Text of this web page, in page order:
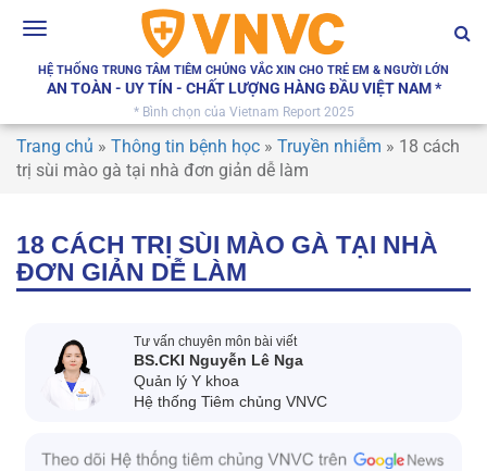
Toggle
HỆ THỐNG TRUNG TÂM TIÊM CHỦNG VẮC XIN CHO TRẺ EM & NGƯỜI LỚN
AN TOÀN - UY TÍN - CHẤT LƯỢNG HÀNG ĐẦU VIỆT NAM *
* Bình chọn của Vietnam Report 2025
Trang chủ » Thông tin bệnh học » Truyền nhiễm » 18 cách
trị sùi mào gà tại nhà đơn giản dễ làm
18 CÁCH TRỊ SÙI MÀO GÀ TẠI NHÀ
ĐƠN GIẢN DỄ LÀM
Tư vấn chuyên môn bài viết
BS.CKI Nguyễn Lê Nga
Quản lý Y khoa
Hệ thống Tiêm chủng VNVC